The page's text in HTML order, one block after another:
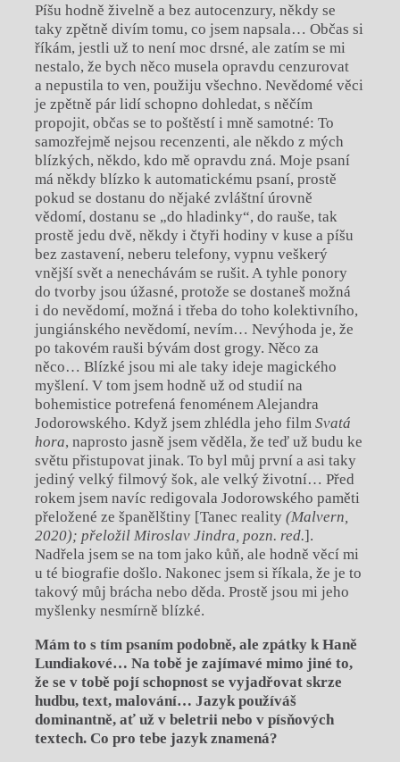
Píšu hodně živelně a bez autocenzury, někdy se
taky zpětně divím tomu, co jsem napsala… Občas si
říkám, jestli už to není moc drsné, ale zatím se mi
nestalo, že bych něco musela opravdu cenzurovat
a nepustila to ven, použiju všechno. Nevědomé věci
je zpětně pár lidí schopno dohledat, s něčím
propojit, občas se to poštěstí i mně samotné: To
samozřejmě nejsou recenzenti, ale někdo z mých
blízkých, někdo, kdo mě opravdu zná. Moje psaní
má někdy blízko k automatickému psaní, prostě
pokud se dostanu do nějaké zvláštní úrovně
vědomí, dostanu se „do hladinky“, do rauše, tak
prostě jedu dvě, někdy i čtyři hodiny v kuse a píšu
bez zastavení, neberu telefony, vypnu veškerý
vnější svět a nenechávám se rušit. A tyhle ponory
do tvorby jsou úžasné, protože se dostaneš možná
i do nevědomí, možná i třeba do toho kolektivního,
jungiánského nevědomí, nevím… Nevýhoda je, že
po takovém rauši bývám dost grogy. Něco za
něco… Blízké jsou mi ale taky ideje magického
myšlení. V tom jsem hodně už od studií na
bohemistice potrefená fenoménem Alejandra
Jodorowského. Když jsem zhlédla jeho film Svatá
hora, naprosto jasně jsem věděla, že teď už budu ke
světu přistupovat jinak. To byl můj první a asi taky
jediný velký filmový šok, ale velký životní… Před
rokem jsem navíc redigovala Jodorowského paměti
přeložené ze španělštiny [Tanec reality (Malvern,
2020); přeložil Miroslav Jindra, pozn. red.].
Nadřela jsem se na tom jako kůň, ale hodně věcí mi
u té biografie došlo. Nakonec jsem si říkala, že je to
takový můj brácha nebo děda. Prostě jsou mi jeho
myšlenky nesmírně blízké.
Mám to s tím psaním podobně, ale zpátky k Haně
Lundiakové… Na tobě je zajímavé mimo jiné to,
že se v tobě pojí schopnost se vyjadřovat skrze
hudbu, text, malování… Jazyk používáš
dominantně, ať už v beletrii nebo v písňových
textech. Co pro tebe jazyk znamená?